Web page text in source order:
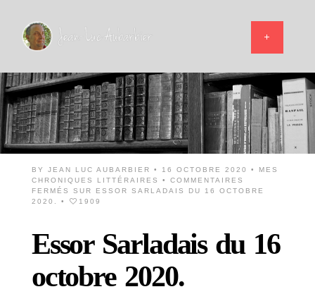
BY JEAN LUC AUBARBIER • 16 OCTOBRE 2020 •
MES
CHRONIQUES LITTÉRAIRES
• COMMENTAIRES
FERMÉS
SUR ESSOR SARLADAIS DU 16 OCTOBRE
2020.
• 1909
Essor Sarladais du 16
octobre 2020.